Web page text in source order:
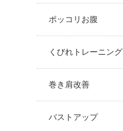
ポッコリお腹
くびれトレーニング
巻き肩改善
バストアップ